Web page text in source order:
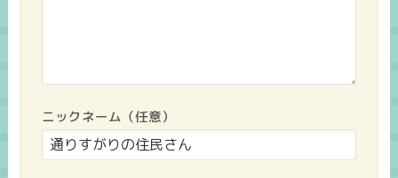
ニックネーム（任意）